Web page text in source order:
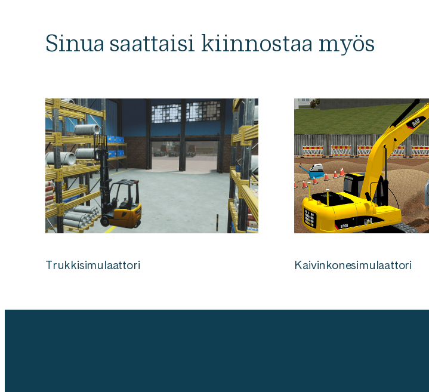
Sinua saattaisi kiinnostaa myös
Trukkisimulaattori Kaivinkonesimulaattori